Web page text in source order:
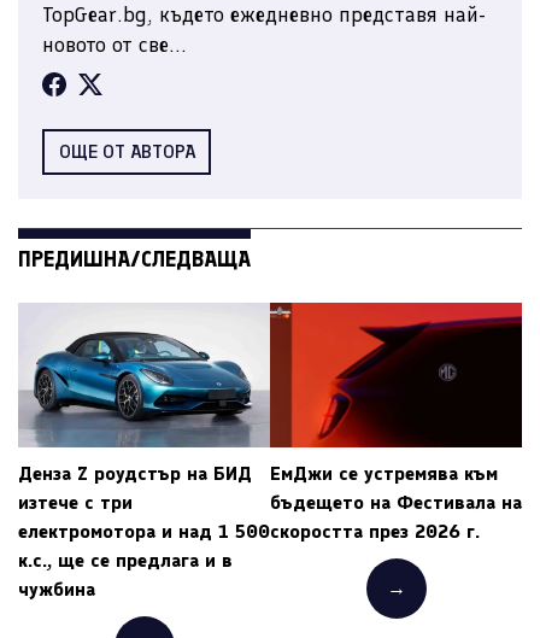
TopGear.bg, където ежедневно представя най-
новото от све...
ОЩЕ ОТ АВТОРА
ПРЕДИШНА/СЛЕДВАЩА
Денза Z роудстър на БИД
изтече с три
електромотора и над 1 500
к.с., ще се предлага и в
чужбина
ЕмДжи се устремява към
бъдещето на Фестивала на
скоростта през 2026 г.
→